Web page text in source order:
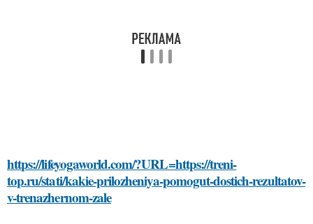
https://lifeyogaworld.com/?URL=https://treni-
top.ru/stati/kakie-prilozheniya-pomogut-dostich-rezultatov-
v-trenazhernom-zale